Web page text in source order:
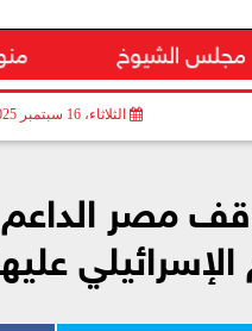
مجلس الشيوخ
الثلاثاء، 16 سبتمبر 2025
مصر